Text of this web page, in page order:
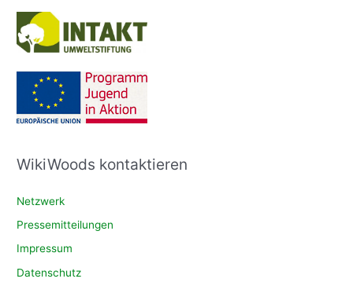
WikiWoods kontaktieren
Netzwerk
Pressemitteilungen
Impressum
Datenschutz